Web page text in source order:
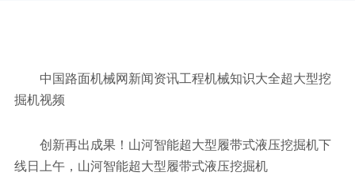
中国路面机械网新闻资讯工程机械知识大全超大型挖
掘机视频
创新再出成果！山河智能超大型履带式液压挖掘机下
线日上午，山河智能超大型履带式液压挖掘机